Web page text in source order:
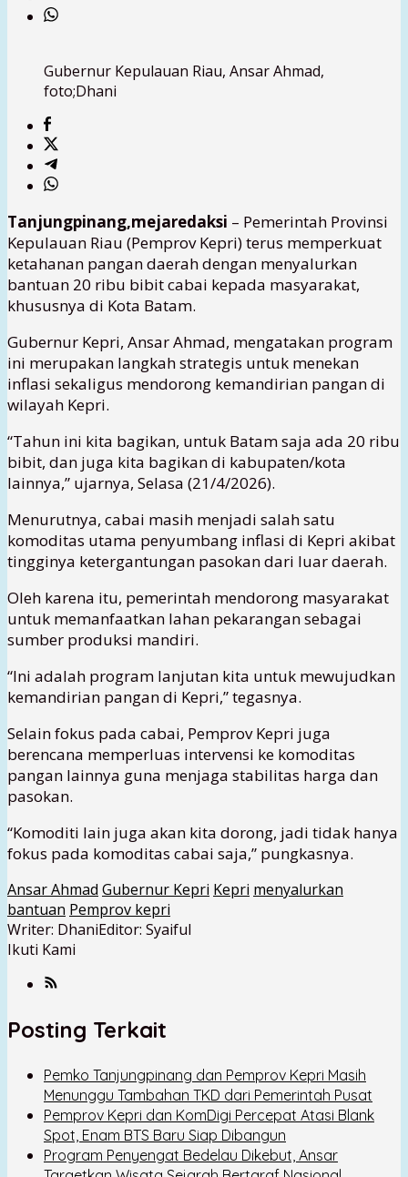
Gubernur Kepulauan Riau, Ansar Ahmad,
foto;Dhani
Tanjungpinang,mejaredaksi – Pemerintah Provinsi
Kepulauan Riau (Pemprov Kepri) terus memperkuat
ketahanan pangan daerah dengan menyalurkan
bantuan 20 ribu bibit cabai kepada masyarakat,
khususnya di Kota Batam.
Gubernur Kepri, Ansar Ahmad, mengatakan program
ini merupakan langkah strategis untuk menekan
inflasi sekaligus mendorong kemandirian pangan di
wilayah Kepri.
“Tahun ini kita bagikan, untuk Batam saja ada 20 ribu
bibit, dan juga kita bagikan di kabupaten/kota
lainnya,” ujarnya, Selasa (21/4/2026).
Menurutnya, cabai masih menjadi salah satu
komoditas utama penyumbang inflasi di Kepri akibat
tingginya ketergantungan pasokan dari luar daerah.
Oleh karena itu, pemerintah mendorong masyarakat
untuk memanfaatkan lahan pekarangan sebagai
sumber produksi mandiri.
“Ini adalah program lanjutan kita untuk mewujudkan
kemandirian pangan di Kepri,” tegasnya.
Selain fokus pada cabai, Pemprov Kepri juga
berencana memperluas intervensi ke komoditas
pangan lainnya guna menjaga stabilitas harga dan
pasokan.
“Komoditi lain juga akan kita dorong, jadi tidak hanya
fokus pada komoditas cabai saja,” pungkasnya.
Ansar Ahmad Gubernur Kepri Kepri menyalurkan
bantuan Pemprov kepri
Writer: DhaniEditor: Syaiful
Ikuti Kami
Posting Terkait
Pemko Tanjungpinang dan Pemprov Kepri Masih
Menunggu Tambahan TKD dari Pemerintah Pusat
Pemprov Kepri dan KomDigi Percepat Atasi Blank
Spot, Enam BTS Baru Siap Dibangun
Program Penyengat Bedelau Dikebut, Ansar